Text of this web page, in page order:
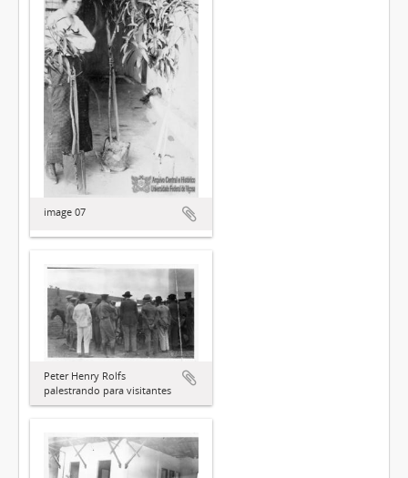
image 07
Peter Henry Rolfs
palestrando para visitantes